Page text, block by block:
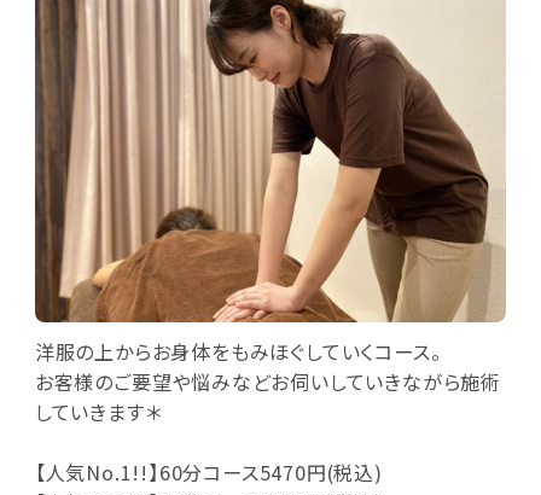
洋服の上からお身体をもみほぐしていくコース。
お客様のご要望や悩みなどお伺いしていきながら施術
していきます＊
【人気No.1!!】60分コース5470円(税込)